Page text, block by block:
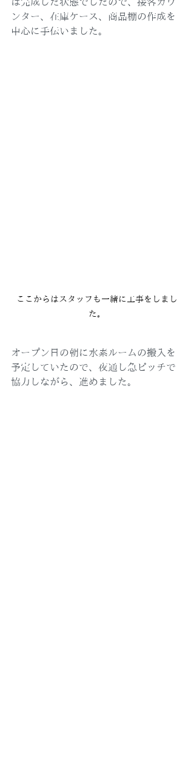
ンター、在庫ケース、商品棚の作成を
中心に手伝いました。
ここからはスタッフも一緒に工事をしまし
た。
オープン日の朝に水素ルームの搬入を
予定していたので、夜通し急ピッチで
協力しながら、進めました。